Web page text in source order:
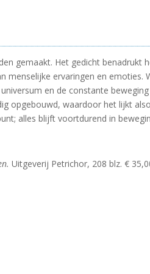
gemaakt. Het gedicht
menselijke ervaringen en
en de constante
opgebouwd, waardoor het lijkt
alles blijft voortdurend in
Uitgeverij Petrichor, 208 blz. €